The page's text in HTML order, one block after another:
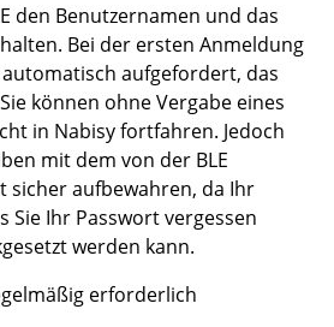
den Benutzernamen und das
Bei der ersten Anmeldung
aufgefordert, das
können ohne Vergabe eines
in Nabisy fortfahren. Jedoch
mit dem von der BLE
sicher aufbewahren, da Ihr
Sie Ihr Passwort vergessen
werden kann.
erforderlich